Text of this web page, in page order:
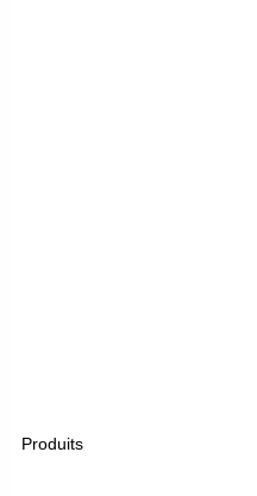
Produits